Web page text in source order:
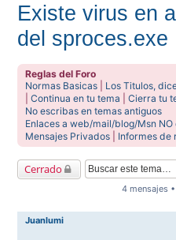
Existe virus en
del sproces.exe
Reglas del Foro
Normas Basicas
Los Titulos,
|Continua en tu tema |Cierra tu
No escribas en temas antiguos
Enlaces a web/mail/blog/Msn
Mensajes Privados
Informes de
Cerrado
4 mensajes
Juanlumi